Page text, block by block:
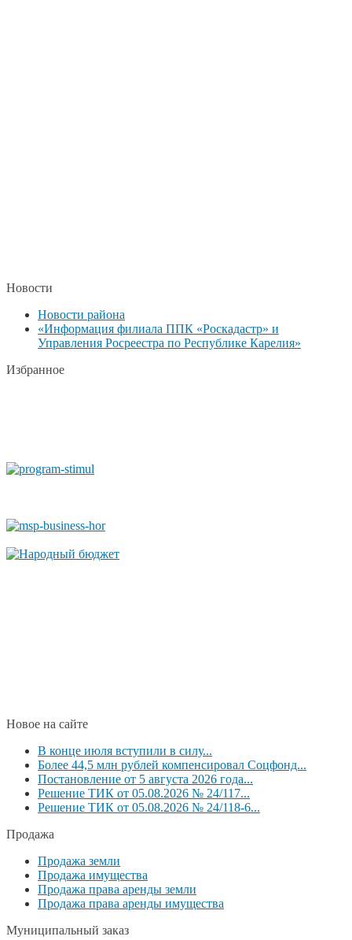
Новости
Новости района
«Информация филиала ППК «Роскадастр» и
Управления Росреестра по Республике Карелия»
Избранное
Новое на сайте
В конце июля вступили в силу...
Более 44,5 млн рублей компенсировал Соцфонд...
Постановление от 5 августа 2026 года...
Решение ТИК от 05.08.2026 № 24/117...
Решение ТИК от 05.08.2026 № 24/118-6...
Продажа
Продажа земли
Продажа имущества
Продажа права аренды земли
Продажа права аренды имущества
Муниципальный заказ